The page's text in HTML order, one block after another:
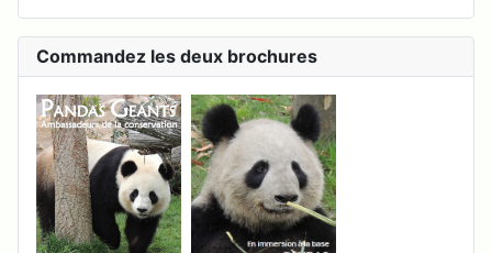
Commandez les deux brochures